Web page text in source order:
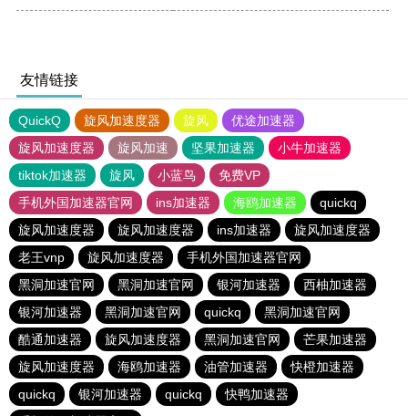
友情链接
QuickQ 旋风加速度器 旋风
优途加速器
旋风加速度器
旋风加速 坚果加速器
小牛加速器
tiktok加速器
旋风 小蓝鸟
免费VP
手机外国加速器官网
ins加速器 海鸥加速器
quickq
旋风加速度器
旋风加速度器 ins加速器
旋风加速度器
老王vnp
旋风加速度器
手机外国加速器官网
黑洞加速官网
黑洞加速官网 银河加速器
西柚加速器
银河加速器
黑洞加速官网 quickq
黑洞加速官网
酷通加速器
旋风加速度器 黑洞加速官网
芒果加速器
旋风加速度器
海鸥加速器 油管加速器
快橙加速器
quickq
银河加速器 quickq
快鸭加速器